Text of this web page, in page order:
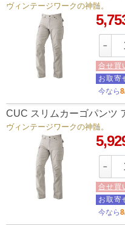
ヴィンテージワークの神髄。
－
合せ買
お取寄
今なら
CUC スリムカーゴパンツ
ヴィンテージワークの神髄。
－
合せ買
お取寄
今なら